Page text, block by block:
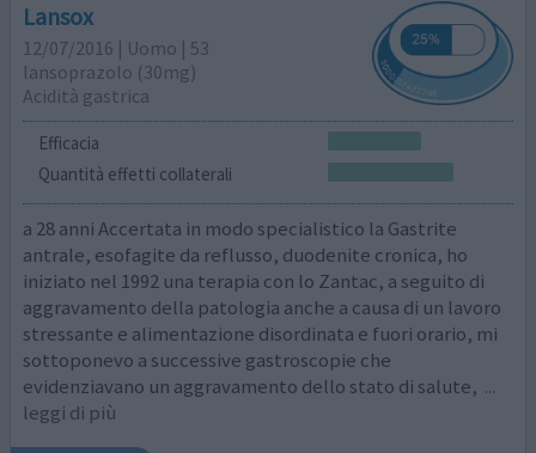
Lansox
12/07/2016 | Uomo | 53
lansoprazolo (30mg)
Acidità gastrica
Efficacia
Quantità effetti collaterali
a 28 anni Accertata in modo specialistico la Gastrite
antrale, esofagite da reflusso, duodenite cronica, ho
iniziato nel 1992 una terapia con lo Zantac, a seguito di
aggravamento della patologia anche a causa di un lavoro
stressante e alimentazione disordinata e fuori orario, mi
sottoponevo a successive gastroscopie che
evidenziavano un aggravamento dello stato di salute, ...
leggi di più